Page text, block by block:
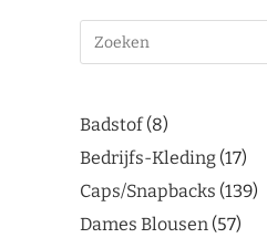
Badstof 8
Bedrijfs-Kleding 17
Caps/Snapbacks 139
Dames Blousen 57